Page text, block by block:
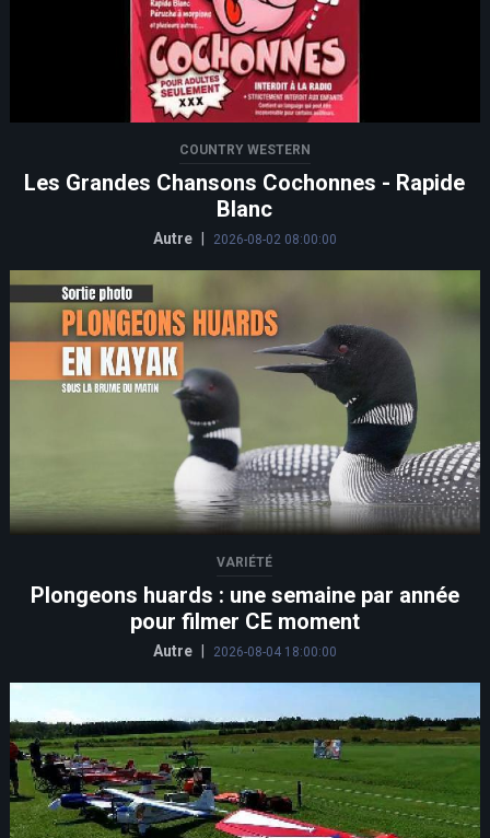
COUNTRY WESTERN
Les Grandes Chansons Cochonnes - Rapide
Blanc
Autre 2026-08-02 08:00:00
VARIÉTÉ
Plongeons huards : une semaine par année
pour filmer CE moment
Autre 2026-08-04 18:00:00